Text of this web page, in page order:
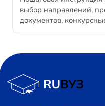
выбор направлений,
документов,